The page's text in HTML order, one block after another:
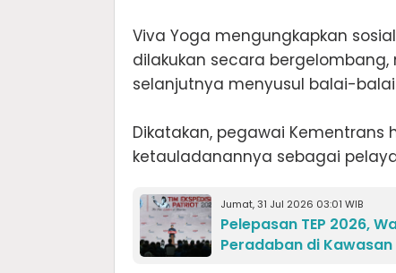
Viva Yoga mengungkapkan
dilakukan secara
selanjutnya menyusul balai-
Dikatakan, pegawai Kementrans
ketauladanannya sebagai
Jumat, 31 Jul 2026 03:01 WIB
Pelepasan TEP 2026,
Peradaban di